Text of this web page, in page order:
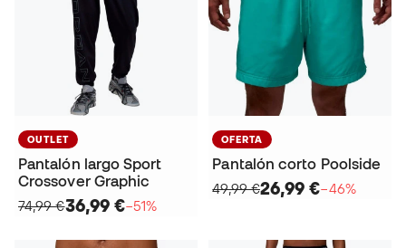
OUTLET
Pantalón largo Sport
Crossover Graphic
74,99 €36,99 €−51%
OFERTA
Pantalón corto Poolside
49,99 €26,99 €−46%